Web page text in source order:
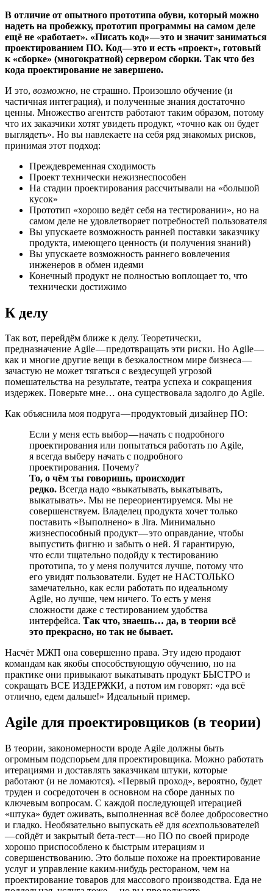
В отличие от опытного прототипа обуви, который можно
надеть на пробежку, прототип программы на самом деле
ещё не «работает». «Писать код» — это и значит заниматься
проектированием ПО. Код — это и есть «проект», готовый
к «сборке» (многократной) сервером сборки. Так что без
кода проектирование не завершено.
И это, возможно, не страшно. Произошло обучение (и
частичная интеграция), и полученные знания достаточно
ценны. Множество агентств работают таким образом, потому
что их заказчики хотят увидеть продукт, «точно как он будет
выглядеть». Но вы навлекаете на себя ряд знакомых рисков,
принимая этот подход:
Преждевременная сходимость
Проект технически нежизнеспособен
На стадии проектирования рассчитывали на «большой
кусок»
Прототип «хорошо ведёт себя на тестировании», но на
самом деле не удовлетворяет потребностей пользователя
Вы упускаете возможность ранней поставки заказчику
продукта, имеющего ценность (и получения знаний)
Вы упускаете возможность раннего вовлечения
инженеров в обмен идеями
Конечный продукт не полностью воплощает то, что
технически достижимо
К делу
Так вот, перейдём ближе к делу. Теоретически,
предназначение Agile — предотвращать эти риски. Но Agile —
как и многие другие вещи в безжалостном мире бизнеса —
зачастую не может тягаться с вездесущей угрозой
помешательства на результате, театра успеха и сокращения
издержек. Поверьте мне… она существовала задолго до Agile.
Как объяснила моя подруга — продуктовый дизайнер ПО:
Если у меня есть выбор — начать с подробного
проектирования или попытаться работать по Agile,
я всегда выберу начать с подробного
проектирования. Почему?
То, о чём ты говоришь, происходит
редко. Всегда надо «выкатывать, выкатывать,
выкатывать». Мы не переориентируемся. Мы не
совершенствуем. Владелец продукта хочет только
поставить «Выполнено» в Jira. Минимально
жизнеспособный продукт — это оправдание, чтобы
выпустить фигню и забыть о ней. Я гарантирую,
что если тщательно подойду к тестированию
прототипа, то у меня получится лучше, потому что
его увидят пользователи. Будет не НАСТОЛЬКО
замечательно, как если работать по идеальному
Agile, но лучше, чем ничего. То есть у меня
сложности даже с тестированием удобства
интерфейса. Так что, знаешь… да, в теории всё
это прекрасно, но так не бывает.
Насчёт МЖП она совершенно права. Эту идею продают
командам как якобы способствующую обучению, но на
практике они привыкают выкатывать продукт БЫСТРО и
сокращать ВСЕ ИЗДЕРЖКИ, а потом им говорят: «да всё
отлично, едем дальше!» Идеальный пример.
Agile для проектировщиков (в теории)
В теории, закономерности вроде Agile должны быть
огромным подспорьем для проектировщика. Можно работать
итерациями и доставлять заказчикам штуки, которые
работают (и не ломаются). «Первый проход», вероятно, будет
труден и сосредоточен в основном на сборе данных по
ключевым вопросам. С каждой последующей итерацией
«штука» будет оживать, выполненная всё более добросовестно
и гладко. Необязательно выпускать её для всехпользователей
— сойдёт и закрытый бета-тест — но ПО по своей природе
хорошо приспособлено к быстрым итерациям и
совершенствованию. Это больше похоже на проектирование
услуг и управление каким-нибудь рестораном, чем на
проектирование товаров для массового производства. Еда не